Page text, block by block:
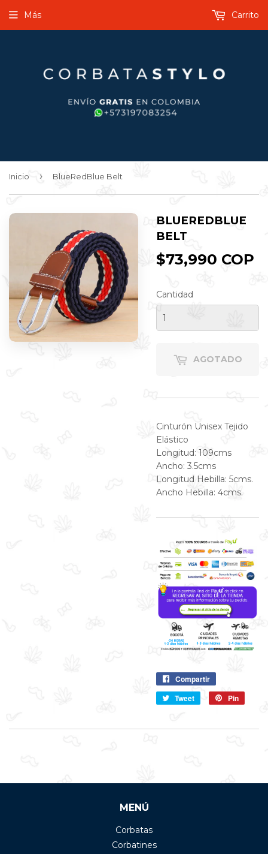
Más Carrito
Inicio › BlueRedBlue Belt
BLUEREDBLUE
BELT
$73,990 COP
Cantidad
AGOTADO
Cinturón Unisex Tejido
Elástico
Longitud: 109cms
Ancho: 3.5cms
Longitud Hebilla: 5cms.
Ancho Hebilla: 4cms.
Compartir
en
Facebook
Tweet
CompartirPin
MENÚ
Corbatas
Corbatines